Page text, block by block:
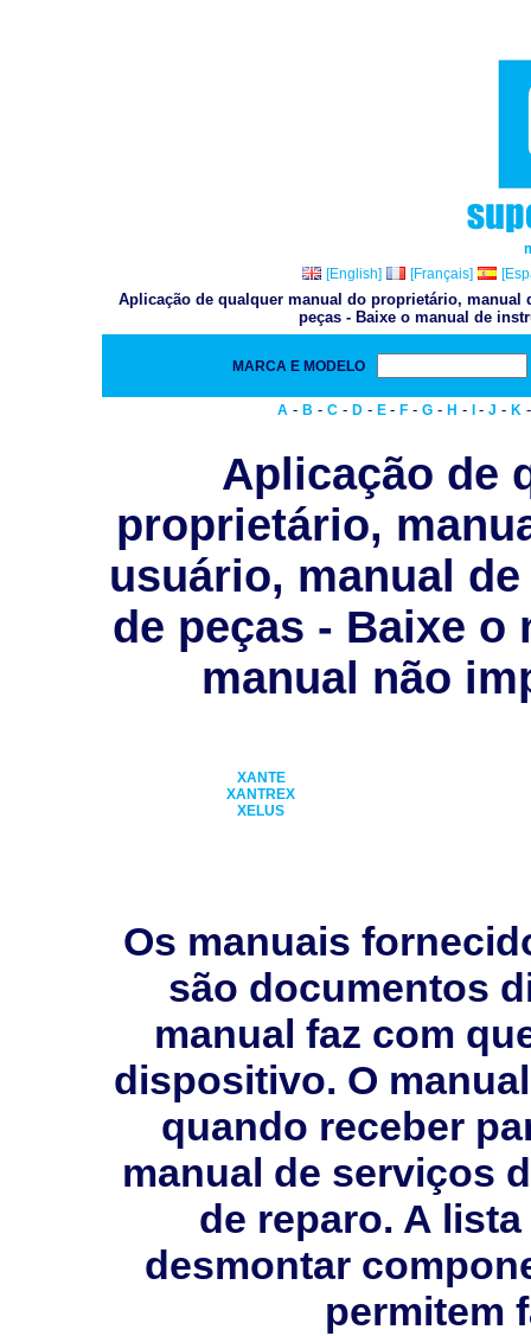
[English]
[Français]
Aplicação de qualquer manual do proprietário,
peças - Baixe o manual de
MARCA E MODELO
A - B - C - D - E - F - G - H - - J - K
Aplicação de
proprietário,
usuário, manual
de peças - Baixe o
manual não
XANTE
XANTREX
XELUS
Os manuais
são documentos
manual faz com
dispositivo. O
quando receber
manual de serviços
de reparo. A
desmontar
permitem